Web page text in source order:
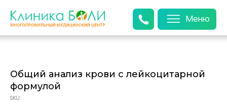
Меню
Общий анализ крови с лейкоцитарной
формулой
SKU: